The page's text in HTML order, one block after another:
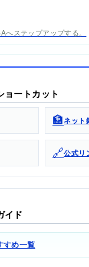
へステップアップする。
ョートカット
🏦ネット
🔗公式リ
イド
すめ一覧